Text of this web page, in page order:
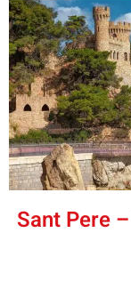
נקודת תצפית ביורט דה מאר – Sant Pere